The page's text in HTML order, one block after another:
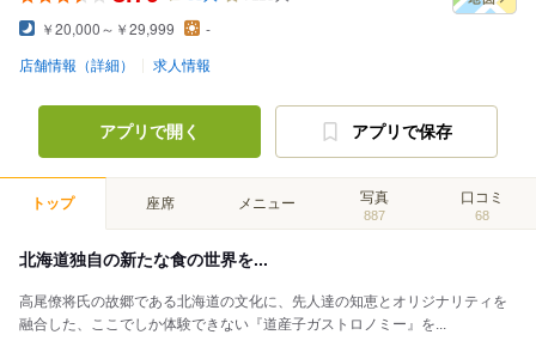
￥20,000～￥29,999 -
店舗情報（詳細） 求人情報
アプリで開く アプリで保存
トップ 座席 メニュー 写真
887
口コミ
68
北海道独自の新たな食の世界を...
高尾僚将氏の故郷である北海道の文化に、先人達の知恵とオリジナリティを
融合した、ここでしか体験できない『道産子ガストロノミー』を...